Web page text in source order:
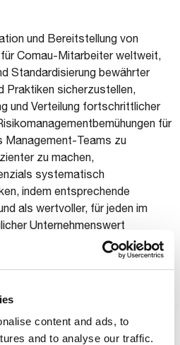
content and ads, to
and to analyse our traffic.
und Bereitstellung von
Comau-Mitarbeiter weltweit,
Standardisierung bewährter
Praktiken sicherzustellen,
und Verteilung fortschrittlicher
für
Management-Teams zu
zu machen,
systematisch
indem entsprechende
als wertvoller, für jeden im
Unternehmenswert
kontinuierliche Verbesserungen in